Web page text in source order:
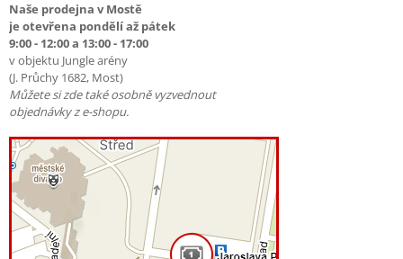
Naše prodejna v Mostě
je otevřena pondělí až pátek
9:00 - 12:00 a 13:00 - 17:00
v objektu Jungle arény
(J. Průchy 1682, Most)
Můžete si zde také osobně vyzvednout
objednávky z e-shopu.